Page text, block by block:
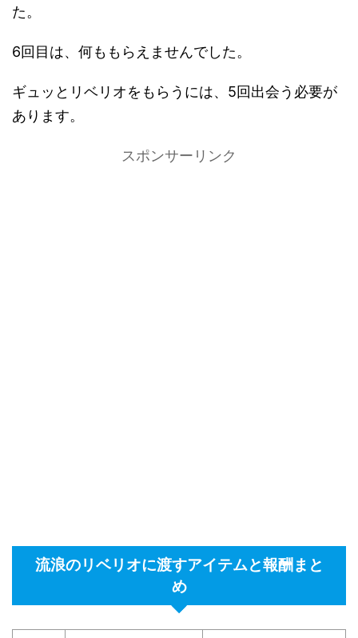
た。
6回目は、何ももらえませんでした。
ギュッとリベリオをもらうには、5回出会う必要が
あります。
スポンサーリンク
流浪のリベリオに渡すアイテムと報酬まと
め